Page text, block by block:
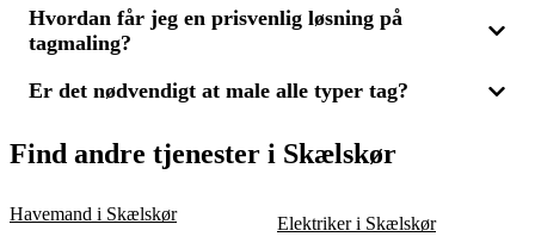
forskellige fagfolk kan hjælpe dig med at få det bedste resultat
til den mest rimelige pris.
ikke hæfte ordentligt og resultatet holder ikke i længden. Vælg
en leverandør, som tilbyder en komplet løsning med både
pris og kvalitet.
Overvej at male taget, hvis du opdager, at farven er falmet, eller
hvis der er tegn på revner eller afskalling. Tagmaling kan
tilbud fra lokale eksperter i Skælskør for at finde den løsning,
Hvordan får jeg en prisvenlig løsning på
tagmaling?
For at sikre en prisvenlig tagmalingsløsning, bør du indhente
du nemt kontrollere både pris og kvalitetsniveau. Overvej også,
om tagafrensning er inkluderet, da dette er en vigtig del af
Er det nødvendigt at male alle typer tag?
Tagmaling er ikke påkrævet for alle typer tag, men det kan
være fordelagtigt for beton- eller tegltagsten, der viser tegn på
indtryk af dit hus. Få 3 tilbud fra eksperter i Skælskør for at
sikre, at du vælger den bedste løsning til dit tag.
Find andre tjenester i Skælskør
Havemand i Skælskør
Elektriker i Skælskør